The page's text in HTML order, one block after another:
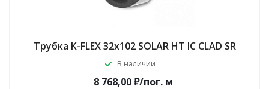
Трубка K-FLEX 32x102 SOLAR HT IC CLAD SR
В наличии
8 768,00 ₽/пог.м